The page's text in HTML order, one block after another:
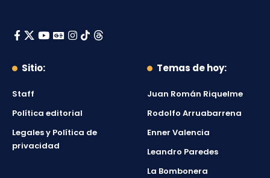
Sitio:
Staff
Política editorial
Legales y Política de
privacidad
Temas de hoy:
Juan Román Riquelme
Rodolfo Arruabarrena
Enner Valencia
Leandro Paredes
La Bombonera